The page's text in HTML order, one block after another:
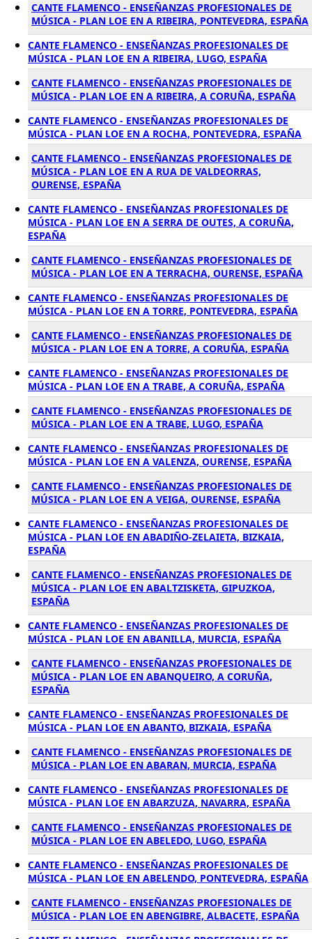
CANTE FLAMENCO - ENSEÑANZAS PROFESIONALES DE
MÚSICA - PLAN LOE EN A RIBEIRA, PONTEVEDRA, ESPAÑA
CANTE FLAMENCO - ENSEÑANZAS PROFESIONALES DE
MÚSICA - PLAN LOE EN A RIBEIRA, LUGO, ESPAÑA
CANTE FLAMENCO - ENSEÑANZAS PROFESIONALES DE
MÚSICA - PLAN LOE EN A RIBEIRA, A CORUÑA, ESPAÑA
CANTE FLAMENCO - ENSEÑANZAS PROFESIONALES DE
MÚSICA - PLAN LOE EN A ROCHA, PONTEVEDRA, ESPAÑA
CANTE FLAMENCO - ENSEÑANZAS PROFESIONALES DE
MÚSICA - PLAN LOE EN A RUA DE VALDEORRAS,
OURENSE, ESPAÑA
CANTE FLAMENCO - ENSEÑANZAS PROFESIONALES DE
MÚSICA - PLAN LOE EN A SERRA DE OUTES, A CORUÑA,
ESPAÑA
CANTE FLAMENCO - ENSEÑANZAS PROFESIONALES DE
MÚSICA - PLAN LOE EN A TERRACHA, OURENSE, ESPAÑA
CANTE FLAMENCO - ENSEÑANZAS PROFESIONALES DE
MÚSICA - PLAN LOE EN A TORRE, PONTEVEDRA, ESPAÑA
CANTE FLAMENCO - ENSEÑANZAS PROFESIONALES DE
MÚSICA - PLAN LOE EN A TORRE, A CORUÑA, ESPAÑA
CANTE FLAMENCO - ENSEÑANZAS PROFESIONALES DE
MÚSICA - PLAN LOE EN A TRABE, A CORUÑA, ESPAÑA
CANTE FLAMENCO - ENSEÑANZAS PROFESIONALES DE
MÚSICA - PLAN LOE EN A TRABE, LUGO, ESPAÑA
CANTE FLAMENCO - ENSEÑANZAS PROFESIONALES DE
MÚSICA - PLAN LOE EN A VALENZA, OURENSE, ESPAÑA
CANTE FLAMENCO - ENSEÑANZAS PROFESIONALES DE
MÚSICA - PLAN LOE EN A VEIGA, OURENSE, ESPAÑA
CANTE FLAMENCO - ENSEÑANZAS PROFESIONALES DE
MÚSICA - PLAN LOE EN ABADIÑO-ZELAIETA, BIZKAIA,
ESPAÑA
CANTE FLAMENCO - ENSEÑANZAS PROFESIONALES DE
MÚSICA - PLAN LOE EN ABALTZISKETA, GIPUZKOA,
ESPAÑA
CANTE FLAMENCO - ENSEÑANZAS PROFESIONALES DE
MÚSICA - PLAN LOE EN ABANILLA, MURCIA, ESPAÑA
CANTE FLAMENCO - ENSEÑANZAS PROFESIONALES DE
MÚSICA - PLAN LOE EN ABANQUEIRO, A CORUÑA,
ESPAÑA
CANTE FLAMENCO - ENSEÑANZAS PROFESIONALES DE
MÚSICA - PLAN LOE EN ABANTO, BIZKAIA, ESPAÑA
CANTE FLAMENCO - ENSEÑANZAS PROFESIONALES DE
MÚSICA - PLAN LOE EN ABARAN, MURCIA, ESPAÑA
CANTE FLAMENCO - ENSEÑANZAS PROFESIONALES DE
MÚSICA - PLAN LOE EN ABARZUZA, NAVARRA, ESPAÑA
CANTE FLAMENCO - ENSEÑANZAS PROFESIONALES DE
MÚSICA - PLAN LOE EN ABELEDO, LUGO, ESPAÑA
CANTE FLAMENCO - ENSEÑANZAS PROFESIONALES DE
MÚSICA - PLAN LOE EN ABELENDO, PONTEVEDRA, ESPAÑA
CANTE FLAMENCO - ENSEÑANZAS PROFESIONALES DE
MÚSICA - PLAN LOE EN ABENGIBRE, ALBACETE, ESPAÑA